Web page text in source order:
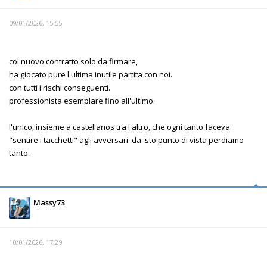
09/01/2026, 15:55
col nuovo contratto solo da firmare,
ha giocato pure l'ultima inutile partita con noi.
con tutti i rischi conseguenti.
professionista esemplare fino all'ultimo.
l'unico, insieme a castellanos tra l'altro, che ogni tanto faceva
"sentire i tacchetti" agli avversari. da 'sto punto di vista perdiamo
tanto.
Massy73
10/01/2026, 17:29